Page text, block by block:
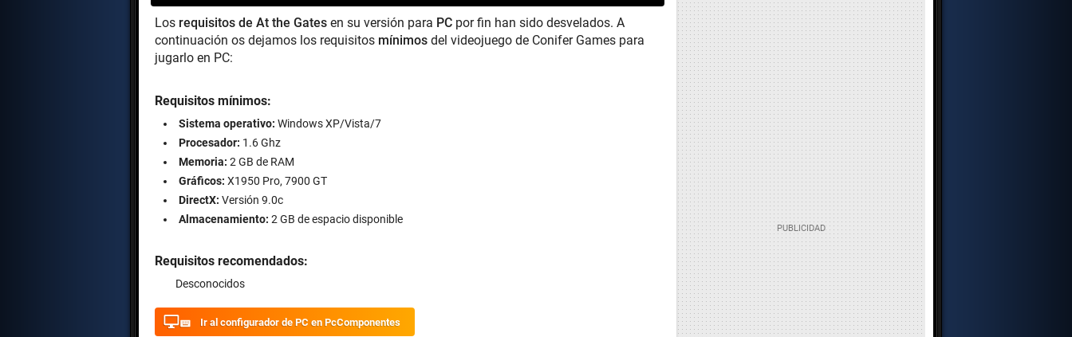
Los requisitos de At the Gates en su versión para PC por fin han sido desvelados. A
continuación os dejamos los requisitos mínimos del videojuego de Conifer Games para
jugarlo en PC:
Requisitos mínimos:
Sistema operativo: Windows XP/Vista/7
Procesador: 1.6 Ghz
Memoria: 2 GB de RAM
Gráficos: X1950 Pro, 7900 GT
DirectX: Versión 9.0c
Almacenamiento: 2 GB de espacio disponible
Requisitos recomendados:
Desconocidos
Ir al configurador de PC en PcComponentes